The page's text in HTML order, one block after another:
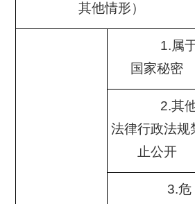
其他情形）
1.属
国家秘密
2.其
法律行政法规
止公开
3.危